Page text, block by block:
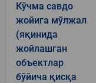
Кўчма савдо
жойига мўлжал
(яқинида
жойлашган
объектлар
бўйича қисқа